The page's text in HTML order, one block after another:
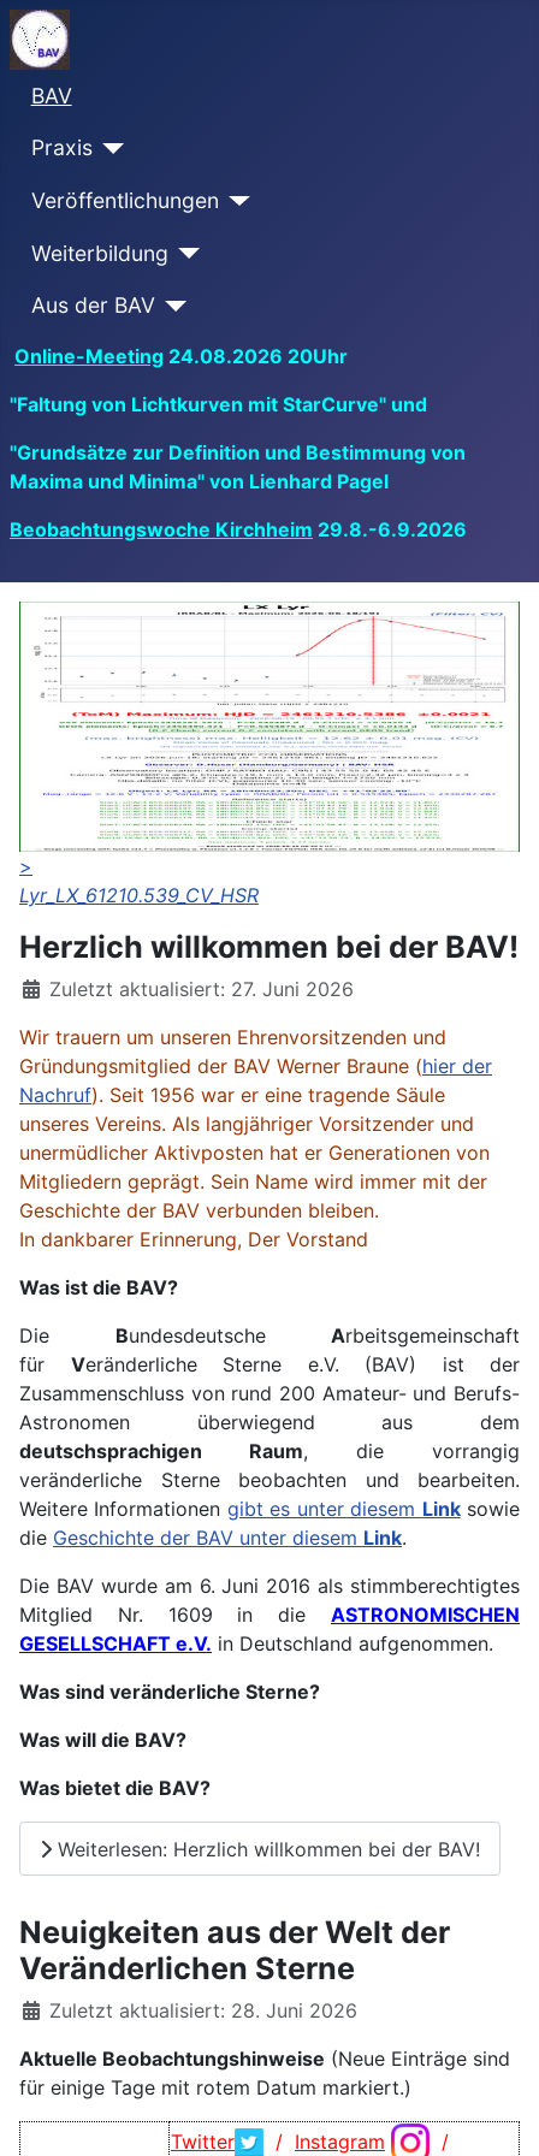
BAV
Praxis
Veröffentlichungen
Weiterbildung
Aus der BAV
Online-Meeting 24.08.2026 20Uhr
"Faltung von Lichtkurven mit StarCurve" und
"Grundsätze zur Definition und Bestimmung von
Maxima und Minima" von Lienhard Pagel
Beobachtungswoche Kirchheim 29.8.-6.9.2026
>
Lyr_LX_61210.539_CV_HSR
Herzlich willkommen bei der BAV!
DetailsZuletzt aktualisiert: 27. Juni 2026
Wir trauern um unseren Ehrenvorsitzenden und
Gründungsmitglied der BAV Werner Braune (hier der
Nachruf). Seit 1956 war er eine tragende Säule
unseres Vereins. Als langjähriger Vorsitzender und
unermüdlicher Aktivposten hat er Generationen von
Mitgliedern geprägt. Sein Name wird immer mit der
Geschichte der BAV verbunden bleiben.
In dankbarer Erinnerung, Der Vorstand
Was ist die BAV?
Die Bundesdeutsche Arbeitsgemeinschaft
für Veränderliche Sterne e.V. (BAV) ist der
Zusammenschluss von rund 200 Amateur- und Berufs-
Astronomen überwiegend aus dem
deutschsprachigen Raum, die vorrangig
veränderliche Sterne beobachten und bearbeiten.
Weitere Informationen gibt es unter diesem Linksowie
die Geschichte der BAV unter diesem Link.
Die BAV wurde am 6. Juni 2016 als stimmberechtigtes
Mitglied Nr. 1609 in die ASTRONOMISCHEN
GESELLSCHAFT e.V. in Deutschland aufgenommen.
Was sind veränderliche Sterne?
Was will die BAV?
Was bietet die BAV?
Weiterlesen: Herzlich willkommen bei der BAV!
Neuigkeiten aus der Welt der
Veränderlichen Sterne
DetailsZuletzt aktualisiert: 28. Juni 2026
Aktuelle Beobachtungshinweise (Neue Einträge sind
für einige Tage mit rotem Datum markiert.)
Twitter / Instagram /